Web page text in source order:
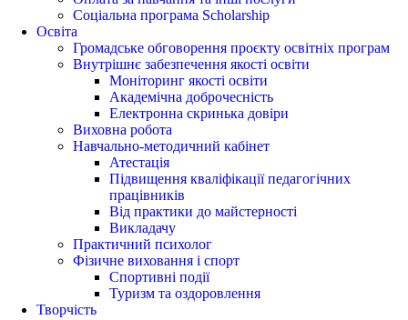
Соціальна програма Scholarship
Освіта
Громадське обговорення проєкту освітніх програм
Внутрішнє забезпечення якості освіти
Моніторинг якості освіти
Академічна доброчесність
Електронна скринька довіри
Виховна робота
Навчально-методичний кабінет
Атестація
Підвищення кваліфікації педагогічних
працівників
Від практики до майстерності
Викладачу
Практичний психолог
Фізичне виховання і спорт
Спортивні події
Туризм та оздоровлення
Творчість